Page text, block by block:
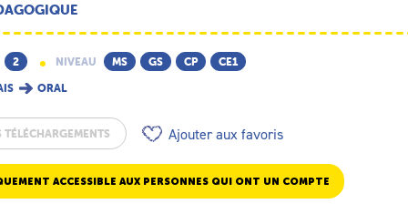
2 NIVEAU MS GS CP
CE1
ORAL
TÉLÉCHARGEMENTS Ajouter aux favoris
ACCESSIBLE AUX PERSONNES QUI ONT UN COMPTE